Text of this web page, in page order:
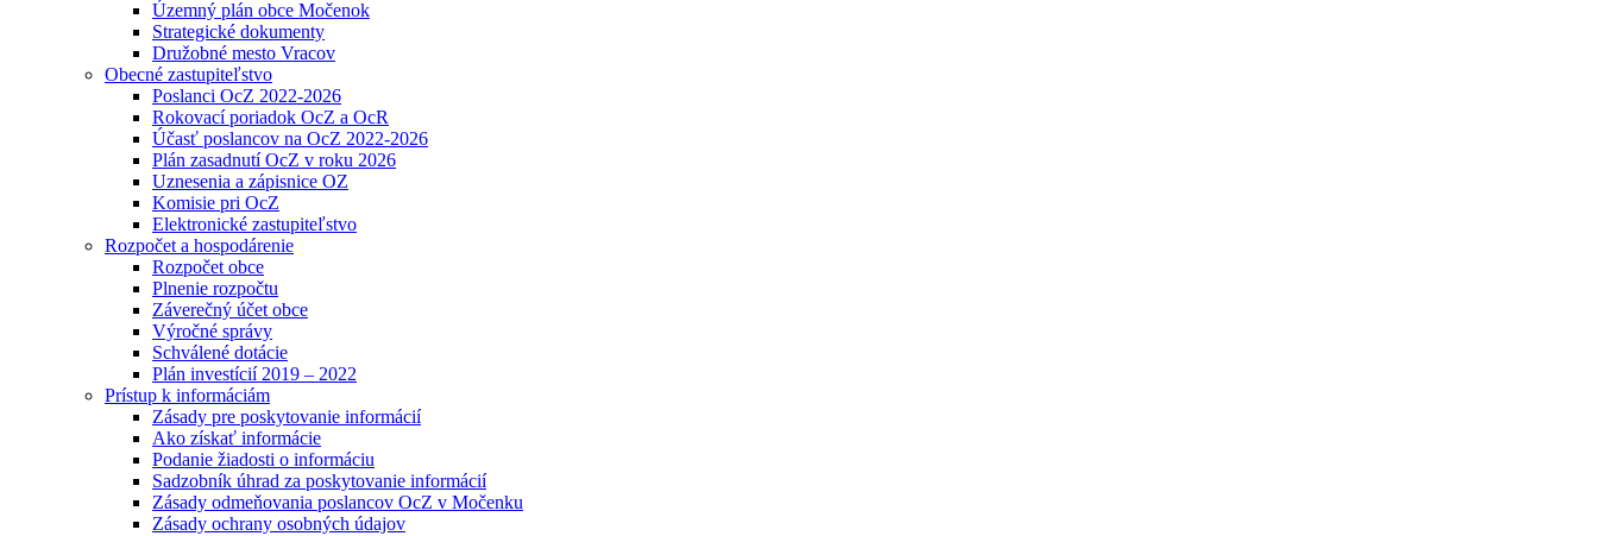
Územný plán obce Močenok
Strategické dokumenty
Družobné mesto Vracov
Obecné zastupiteľstvo
Poslanci OcZ 2022-2026
Rokovací poriadok OcZ a OcR
Účasť poslancov na OcZ 2022-2026
Plán zasadnutí OcZ v roku 2026
Uznesenia a zápisnice OZ
Komisie pri OcZ
Elektronické zastupiteľstvo
Rozpočet a hospodárenie
Rozpočet obce
Plnenie rozpočtu
Záverečný účet obce
Výročné správy
Schválené dotácie
Plán investícií 2019 – 2022
Prístup k informáciám
Zásady pre poskytovanie informácií
Ako získať informácie
Podanie žiadosti o informáciu
Sadzobník úhrad za poskytovanie informácií
Zásady odmeňovania poslancov OcZ v Močenku
Zásady ochrany osobných údajov